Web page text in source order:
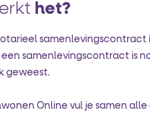
het?
samenlevingscontract
samenlevingscontract is
geweest.
Online vul je samen